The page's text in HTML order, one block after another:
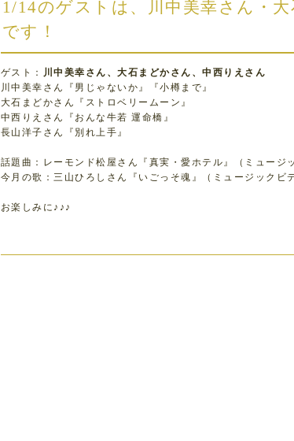
1/14のゲストは、川中美幸さん・
です！
ゲスト： 川中美幸さん、大石まどかさん、中西りえさん
川中美幸さん『男じゃないか』『小樽まで』
大石まどかさん『ストロベリームーン』
中西りえさん『おんな牛若 運命橋』
長山洋子さん『別れ上手』
話題曲：レーモンド松屋さん『真実・愛ホテル』（ミュージ
今月の歌：三山ひろしさん『いごっそ魂』（ミュージックビ
お楽しみに♪♪♪